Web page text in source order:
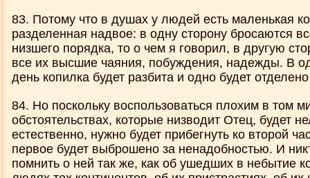
83. Потому что в душах у людей есть маленькая
разделенная надвое: в одну сторону бросаются
низшего порядка, то о чем я говорил, в другую
все их высшие чаяния, побуждения, надежды. В
день копилка будет разбита и одно будет
84. Но поскольку воспользоваться плохим в том
обстоятельствах, которые низводит Отец, будет
естественно, нужно будет прибегнуть ко второй
первое будет выброшено за ненадобностью. И
помнить о ней так же, как об ушедших в небытие